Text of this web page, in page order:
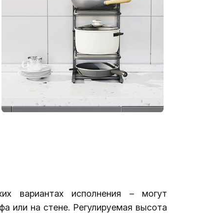
вариантах исполнения – могут
или на стене. Регулируемая высота